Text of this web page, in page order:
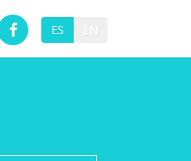
ES